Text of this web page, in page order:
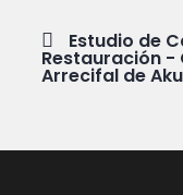
Estudio de
Restauración -
Arrecifal de